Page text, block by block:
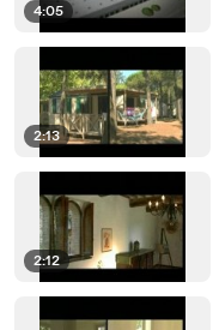
4:05
2:13
2:12